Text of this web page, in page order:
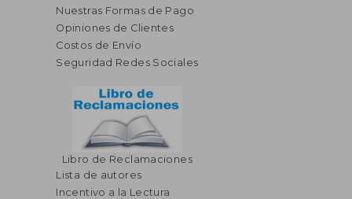
Nuestras Formas de Pago
Opiniones de Clientes
Costos de Envío
Seguridad Redes Sociales
Libro de Reclamaciones
Lista de autores
Incentivo a la Lectura